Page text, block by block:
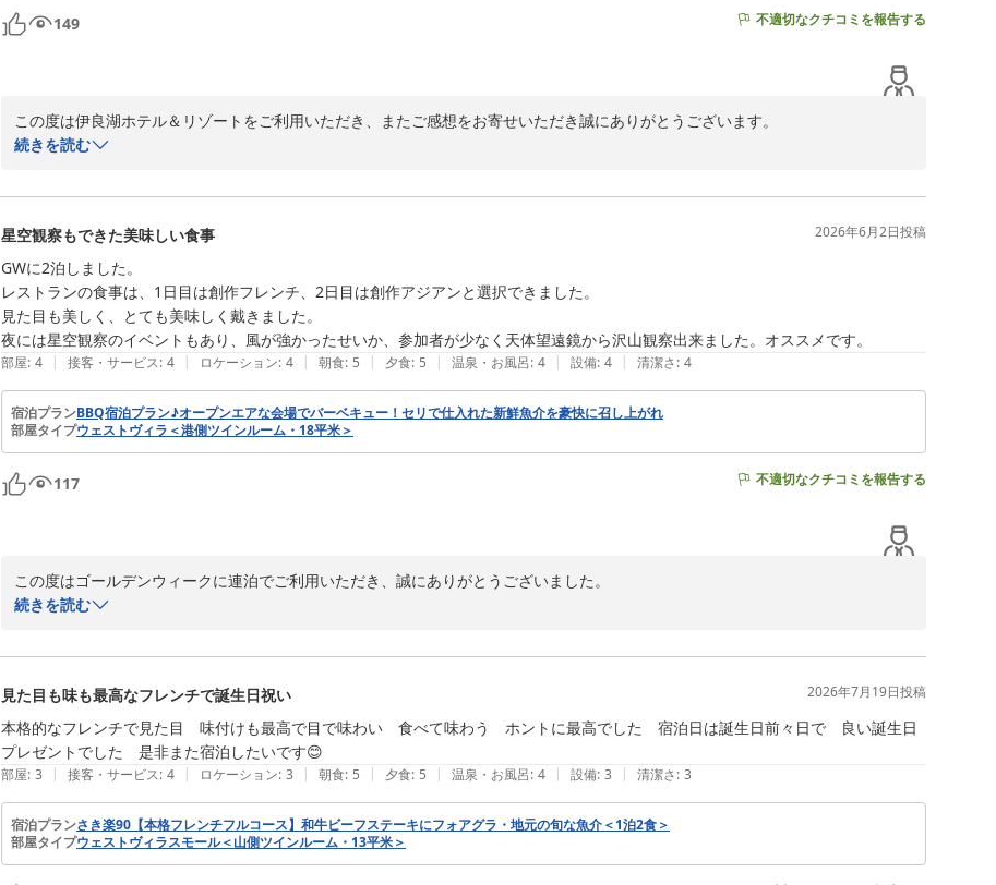
伊良湖ホテル＆リゾート
149 不適切なクチコミを報告する
この度は伊良湖ホテル＆リゾートをご利用いただき、またご感想をお寄せいただき誠にありがとうございます。
ご夕食とともに、海に沈む夕日をご堪能いただけたとのこと、大変嬉しく拝読いたしました。
お食事とともに特別なひとときをお過ごしいただけたようで、スタッフ一同何よりの喜びでございます。
またのお越しを心よりお待ちしております。
伊良湖ホテル＆リゾート
2026-06-08
続きを読む
星空観察もできた美味しい食事 2026年6月2日投稿
GWに2泊しました。
レストランの食事は、1日目は創作フレンチ、2日目は創作アジアンと選択できました。
見た目も美しく、とても美味しく戴きました。
夜には星空観察のイベントもあり、風が強かったせいか、参加者が少なく天体望遠鏡から沢山観察出来ました。オススメです。
部屋: 4 | 接客・サービス: 4 | ロケーション: 4 | 朝食: 5 | 夕食: 5 | 温泉・お風呂: 4 | 設備: 4 | 清潔さ: 4
宿泊プランBBQ宿泊プラン♪オープンエアな会場でバーベキュー！セリで仕入れた新鮮魚介を豪快に召し上がれ
部屋タイプウェストヴィラ＜港側ツインルーム・18平米＞
117 不適切なクチコミを報告する
この度はゴールデンウィークに連泊でご利用いただき、誠にありがとうございました。
また、お食事や星空観察会について嬉しいご感想をお寄せいただき、重ねて御礼申し上げます。
料理長をはじめ調理スタッフにとって、「見た目も美しく、とても美味しかった」とのお言葉は何よりの励みとなります。
当日は風の強い中ではございましたが、天体望遠鏡を通して星空をゆっくりご覧いただけたようで何よりでございます。伊良湖岬
は周囲の光が少なく、天候に恵まれると美しい星空を観察できるため、多くのお客様にご好評をいただいております。
「オススメです」とのお言葉まで頂戴し、大変光栄に存じます。
今後もお食事とともに、伊良湖ならではの自然や体験をお楽しみいただけるホテルを目指してまいります。
伊良湖ホテル＆リゾート
2026-06-08
続きを読む
見た目も味も最高なフレンチで誕生日祝い 2026年7月19日投稿
本格的なフレンチで見た目　味付けも最高で目で味わい　食べて味わう　ホントに最高でした　宿泊日は誕生日前々日で　良い誕生日
プレゼントでした　是非また宿泊したいです😊
部屋: 3 | 接客・サービス: 4 | ロケーション: 3 | 朝食: 5 | 夕食: 5 | 温泉・お風呂: 4 | 設備: 3 | 清潔さ: 3
宿泊プランさき楽90【本格フレンチフルコース】和牛ビーフステーキにフォアグラ・地元の旬な魚介＜1泊2食＞
部屋タイプウェストヴィラスモール＜山側ツインルーム・13平米＞